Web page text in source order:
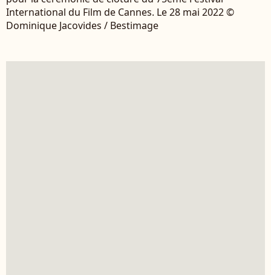
International du Film de Cannes. Le 28 mai 2022 ©
Dominique Jacovides / Bestimage